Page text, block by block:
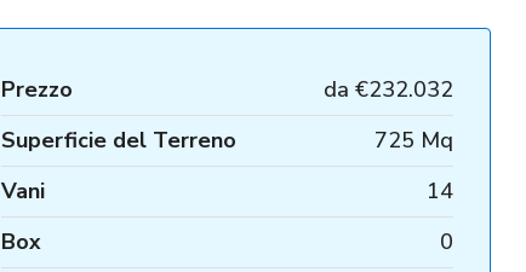
Prezzo da €232.032
Superficie del Terreno
725 Mq
Vani
14
Box
0